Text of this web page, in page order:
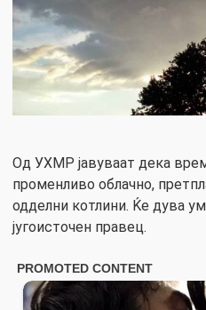
Од УХМР јавуваат дека
променливо облачно,
одделни котлини. Ќе дува
југоисточен правец.